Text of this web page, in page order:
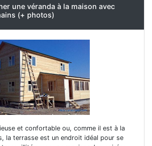
une véranda à la maison avec
(+ photos)
et confortable ou, comme il est à la
la terrasse est un endroit idéal pour se